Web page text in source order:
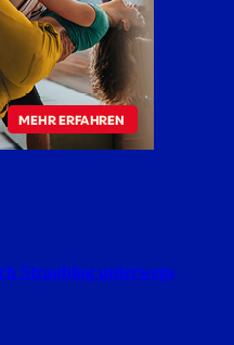
Straubing unterwegs